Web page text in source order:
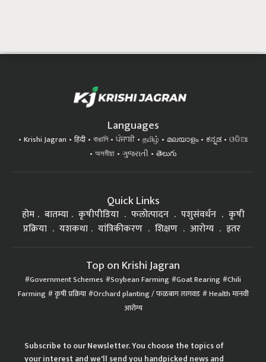
Languages
Krishi Jagran हिंदी বাঙালি ਪੰਜਾਬੀ தமிழ் മലയാളം ಕನ್ನಡ
ଓଡିଆ
অসমীয়া
ગુજરાતી తెలుగు
Quick Links
होम बातम्या कृषीपीडिया फलोत्पादन पशुसंवर्धन
कृषी
प्रक्रिया
यशकथा यांत्रिकीकरण शिक्षण आरोग्य इतर
Top on Krishi Jagran
Government Schemes Soybean Farming Goat Rearing Chili
Farming कृषी प्रक्रिया Orchard planting / फळबाग लागवड Health मानवी
आरोग्य
Subscribe to our Newsletter. You choose the topics of
your interest and we'll send you handpicked news and